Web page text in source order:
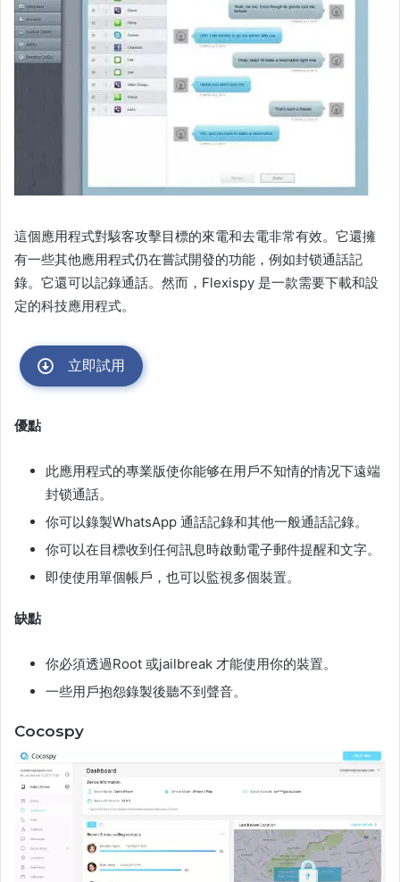
這個應用程式對駭客攻擊目標的來電和去電非常有效。它還擁
有一些其他應用程式仍在嘗試開發的功能，例如封锁通話記
錄。它還可以記錄通話。然而，Flexispy 是一款需要下載和設
定的科技應用程式。
立即試用
優點
此應用程式的專業版使你能够在用戶不知情的情况下遠端
封锁通話。
你可以錄製WhatsApp 通話記錄和其他一般通話記錄。
你可以在目標收到任何訊息時啟動電子郵件提醒和文字。
即使使用單個帳戶，也可以監視多個裝置。
缺點
你必須透過Root 或jailbreak 才能使用你的裝置。
一些用戶抱怨錄製後聽不到聲音。
Cocospy